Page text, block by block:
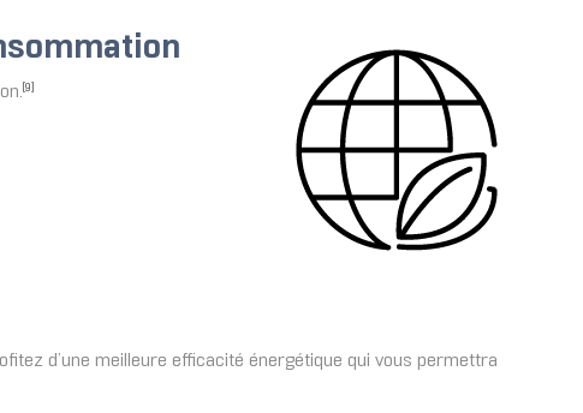
[9]
d’une meilleure efficacité énergétique qui vous permettra